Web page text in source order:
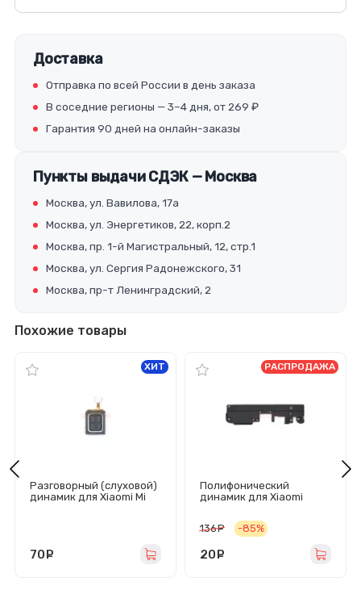
Доставка
Отправка по всей России в день заказа
В соседние регионы — 3–4 дня, от 269 ₽
Гарантия 90 дней на онлайн-заказы
Пункты выдачи СДЭК — Москва
Москва, ул. Вавилова, 17а
Москва, ул. Энергетиков, 22, корп.2
Москва, пр. 1-й Магистральный, 12, стр.1
Москва, ул. Сергия Радонежского, 31
Москва, пр-т Ленинградский, 2
Похожие товары
Разговорный (слуховой)
динамик для Xiaomi Mi
ХИТ
70
Полифонический
динамик для Xiaomi
РАСПРОДАЖА
136 руб.
-85%
20